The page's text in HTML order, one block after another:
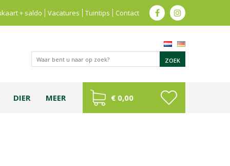
+ saldo Vacatures Tuintips Contact
DIER MEER € 0,00